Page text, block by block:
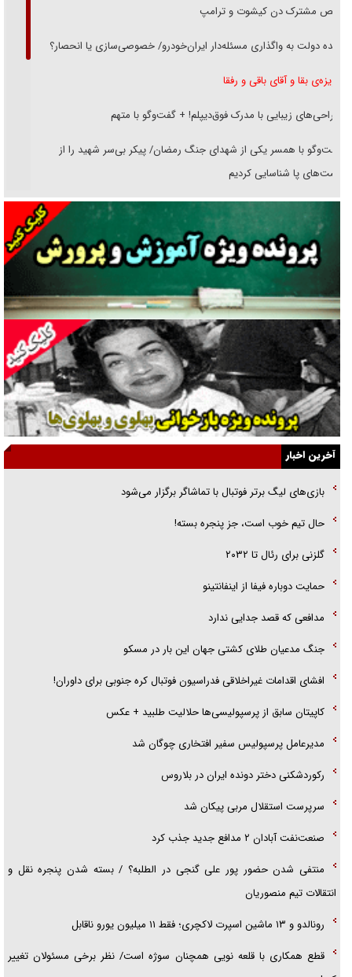
رقص مشترک دن کیشوت و ترامپ
دنده دولت به واگذاری مسئله‌دار ایران‌خودرو/ خصوصی‌سازی یا انحصار؟
غریزه‌ی بقا و آقای باقی و رفقا
جراحی‌های زیبایی با مدرک فوق‌دیپلم! + گفت‌وگو با متهم
گفت‌وگو با همسر یکی از شهدای جنگ رمضان/ پیکر بی‌سر شهید را از
انگشت‌های پا شناسایی کردیم
نسلی که آنلاین الگو می‌گیرد
گفت‌وگو با آیت‌الله جاودان/ جفای مخالفان مکانت معنوی رهبر شهید را
ارتقا می‌داد
راننده مست به قانون می‌خندد
همه آقای دوربینی شده‌ایم!
قصه ناتمام سرویس مدارس
آیا مقاومت فلسطین خلع‌سلاح می‌شود؟
الگوی وحدت‌آفرین در ادراک سیاست خارجی
گفتگوی دکتر اخوان مدیرمسئول روزنامه جوان با برنامه تلویزیونی «نبرد
هرمز»
امام حسین (ع) کشته سیرت‌های عصر جاهلی شد
فریاد‌ها و ناله‌های دوستان مبارزدلم را آتش می‌زد
آخرین اخبار
بازی‌های لیگ برتر فوتبال با تماشاگر برگزار می‌شود
حال تیم خوب است، جز پنجره بسته!
گلزنی برای رئال تا ۲۰۳۲
حمایت دوباره فیفا از اینفانتینو
مدافعی که قصد جدایی ندارد
جنگ مدعیان طلای کشتی جهان این بار در مسکو
افشای اقدامات غیراخلاقی فدراسیون فوتبال کره جنوبی برای داوران!
کاپیتان سابق از پرسپولیسی‌ها حلالیت طلبید + عکس
مدیرعامل پرسپولیس سفیر افتخاری چوگان شد
رکوردشکنی دختر دونده ایران در بلاروس
سرپرست استقلال مربی پیکان شد
صنعت‌نفت آبادان ۲ مدافع جدید جذب کرد
منتفی شدن حضور پور علی گنجی در الطلبه؟ / بسته شدن پنجره نقل و
انتقالات تیم منصوریان
رونالدو و ۱۳ ماشین اسپرت لاکچری؛ فقط ۱۱ میلیون یورو ناقابل
قطع همکاری با قلعه نویی همچنان سوژه است/ نظر برخی مسئولان تغییر